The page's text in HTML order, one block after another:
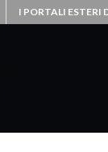
I PORTALI ESTERI